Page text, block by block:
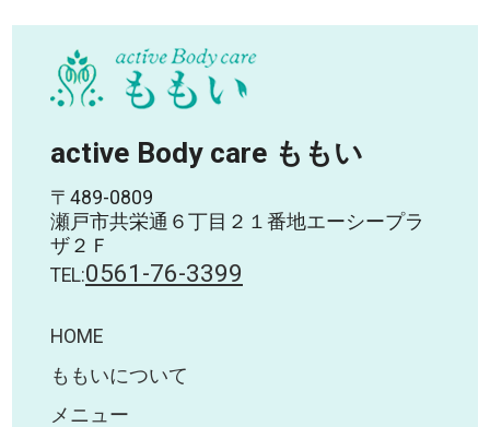
active Body care ももい
〒489-0809
瀬戸市共栄通６丁目２１番地エーシープラ
ザ２Ｆ
TEL:0561-76-3399
HOME
ももいについて
メニュー